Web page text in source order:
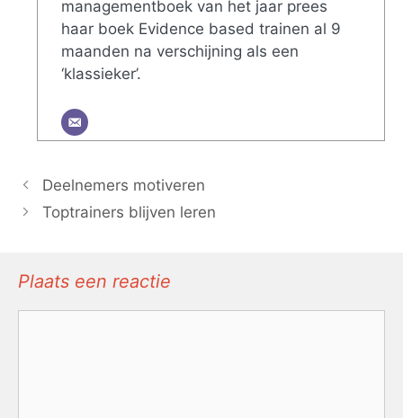
managementboek van het jaar prees
haar boek Evidence based trainen al 9
maanden na verschijning als een
‘klassieker’.
Deelnemers motiveren
Toptrainers blijven leren
Plaats een reactie